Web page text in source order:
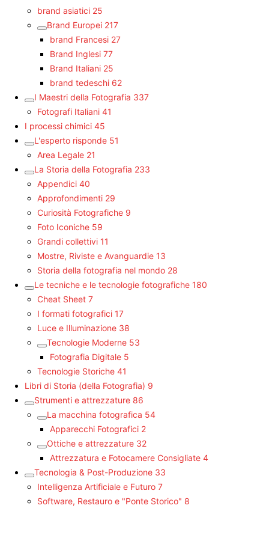
brand asiatici 25
Brand Europei 217
brand Francesi 27
Brand Inglesi 77
Brand Italiani 25
brand tedeschi 62
I Maestri della Fotografia 337
Fotografi Italiani 41
I processi chimici 45
L'esperto risponde 51
Area Legale 21
La Storia della Fotografia 233
Appendici 40
Approfondimenti 29
Curiosità Fotografiche 9
Foto Iconiche 59
Grandi collettivi 11
Mostre, Riviste e Avanguardie 13
Storia della fotografia nel mondo 28
Le tecniche e le tecnologie fotografiche 180
Cheat Sheet 7
I formati fotografici 17
Luce e Illuminazione 38
Tecnologie Moderne 53
Fotografia Digitale 5
Tecnologie Storiche 41
Libri di Storia (della Fotografia) 9
Strumenti e attrezzature 86
La macchina fotografica 54
Apparecchi Fotografici 2
Ottiche e attrezzature 32
Attrezzatura e Fotocamere Consigliate 4
Tecnologia & Post-Produzione 33
Intelligenza Artificiale e Futuro 7
Software, Restauro e "Ponte Storico" 8